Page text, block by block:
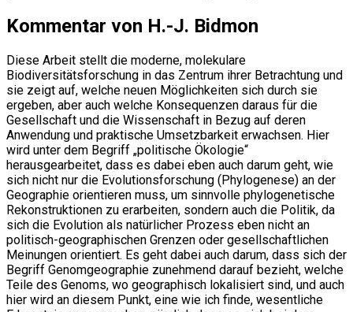
Kommentar von H.-J. Bidmon
Diese Arbeit stellt die moderne, molekulare
Biodiversitätsforschung in das Zentrum ihrer Betrachtung und
sie zeigt auf, welche neuen Möglichkeiten sich durch sie
ergeben, aber auch welche Konsequenzen daraus für die
Gesellschaft und die Wissenschaft in Bezug auf deren
Anwendung und praktische Umsetzbarkeit erwachsen. Hier
wird unter dem Begriff „politische Ökologie“
herausgearbeitet, dass es dabei eben auch darum geht, wie
sich nicht nur die Evolutionsforschung (Phylogenese) an der
Geographie orientieren muss, um sinnvolle phylogenetische
Rekonstruktionen zu erarbeiten, sondern auch die Politik, da
sich die Evolution als natürlicher Prozess eben nicht an
politisch-geographischen Grenzen oder gesellschaftlichen
Meinungen orientiert. Es geht dabei auch darum, dass sich der
Begriff Genomgeographie zunehmend darauf bezieht, welche
Teile des Genoms, wo geographisch lokalisiert sind, und auch
hier wird an diesem Punkt, eine wie ich finde, wesentliche